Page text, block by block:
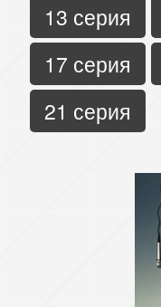
13 серия
17 серия
21 серия